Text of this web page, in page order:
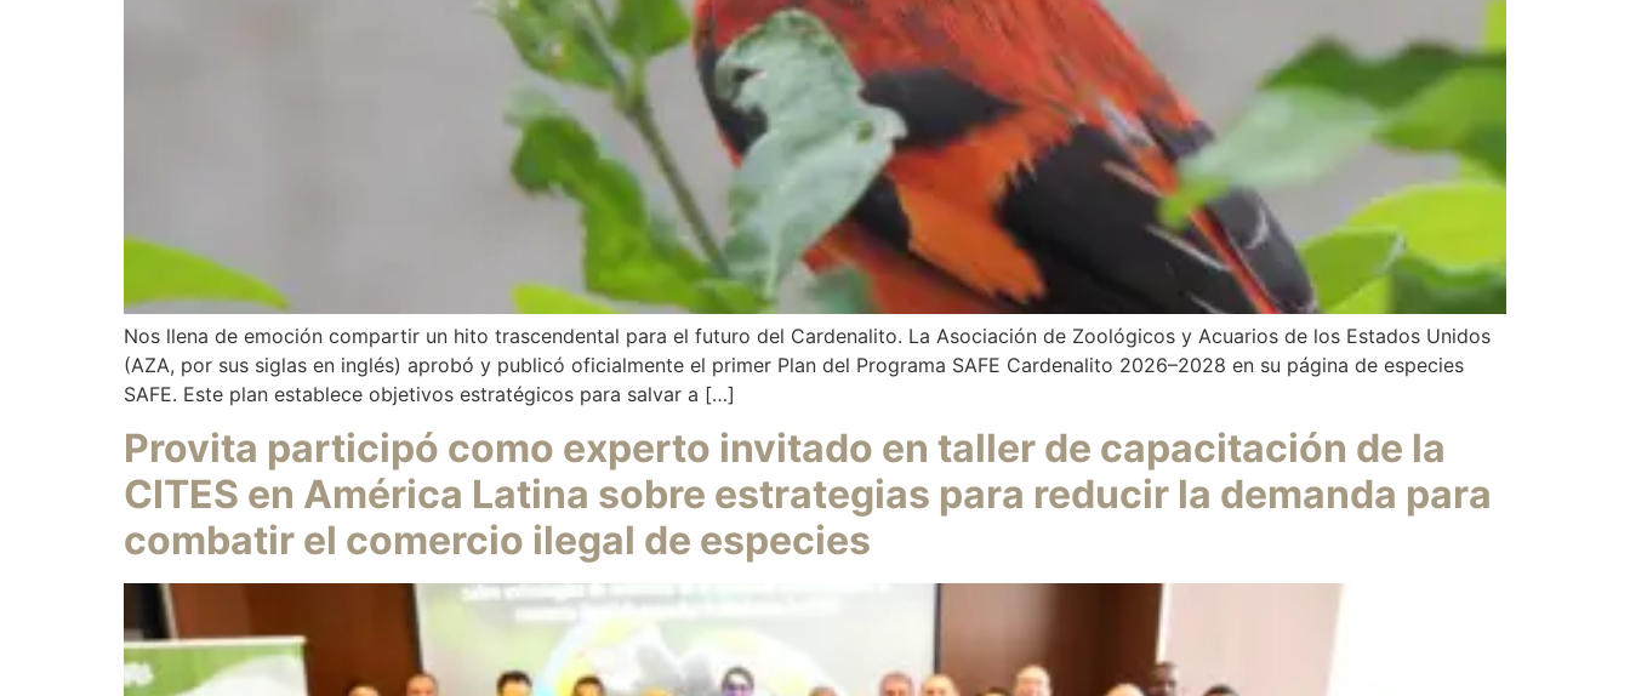
Nos llena de emoción compartir un hito trascendental para el futuro del Cardenalito. La Asociación de Zoológicos y Acuarios de los Estados Unidos
(AZA, por sus siglas en inglés) aprobó y publicó oficialmente el primer Plan del Programa SAFE Cardenalito 2026–2028 en su página de especies
SAFE. Este plan establece objetivos estratégicos para salvar a […]
Provita participó como experto invitado en taller de capacitación de la
CITES en América Latina sobre estrategias para reducir la demanda para
combatir el comercio ilegal de especies